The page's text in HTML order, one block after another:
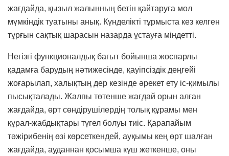
жағдайда, қызыл жалынның бетін қайтаруға мол
мүмкіндік туатыны анық. Күнделікті тұрмыста кез келген
тұрғын сақтық шарасын назарда ұстауға міндетті.
Негізгі функционалдық бағыт бойынша жоспарлы
қадамға барудың нәтижесінде, қауіпсіздік деңгейі
жоғарылап, халықтың дер кезінде әрекет ету іс-қимылы
пысықталады. Жалпы төтенше жағдай орын алған
жағдайда, өрт сөндірушілердің толық құрамы мен
құрал-жабдықтары түгел болуы тиіс. Қарапайым
тәжірибенің өзі көрсеткендей, ауқымы кең өрт шалған
жағдайда, ауданнан қосымша күш жеткенше, оны